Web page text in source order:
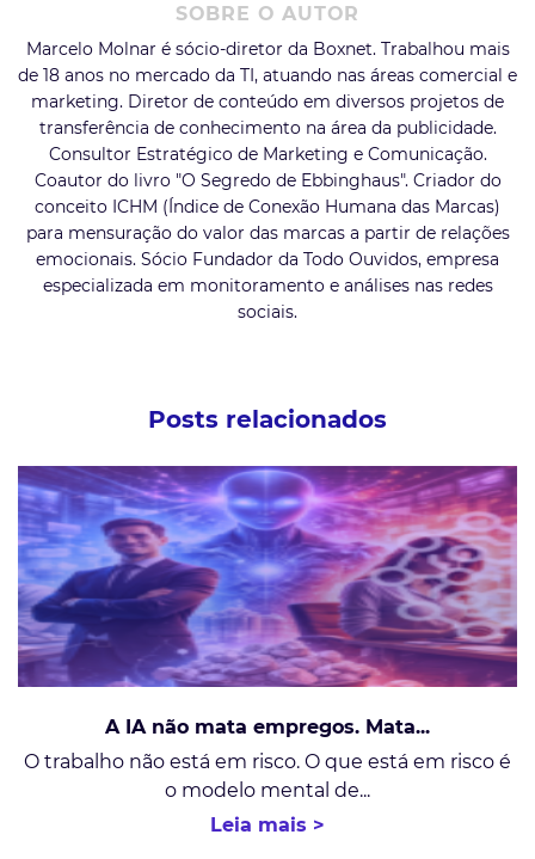
SOBRE O AUTOR
Marcelo Molnar é sócio-diretor da Boxnet. Trabalhou mais
de 18 anos no mercado da TI, atuando nas áreas comercial e
marketing. Diretor de conteúdo em diversos projetos de
transferência de conhecimento na área da publicidade.
Consultor Estratégico de Marketing e Comunicação.
Coautor do livro "O Segredo de Ebbinghaus". Criador do
conceito ICHM (Índice de Conexão Humana das Marcas)
para mensuração do valor das marcas a partir de relações
emocionais. Sócio Fundador da Todo Ouvidos, empresa
especializada em monitoramento e análises nas redes
sociais.
Posts relacionados
A IA não mata empregos. Mata...
O trabalho não está em risco. O que está em risco é
o modelo mental de...
Leia mais >